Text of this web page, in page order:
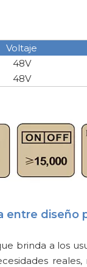
Voltaje
48V
48V
entre diseño
brinda a los